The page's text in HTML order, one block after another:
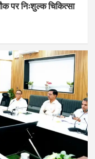
पर निःशुल्क चिकित्सा